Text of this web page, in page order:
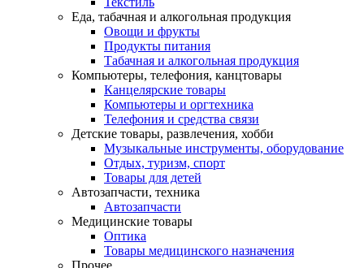
Еда, табачная и алкогольная продукция
Овощи и фрукты
Продукты питания
Табачная и алкогольная продукция
Компьютеры, телефония, канцтовары
Канцелярские товары
Компьютеры и оргтехника
Телефония и средства связи
Детские товары, развлечения, хобби
Музыкальные инструменты, оборудование
Отдых, туризм, спорт
Товары для детей
Автозапчасти, техника
Автозапчасти
Медицинские товары
Оптика
Товары медицинского назначения
Прочее